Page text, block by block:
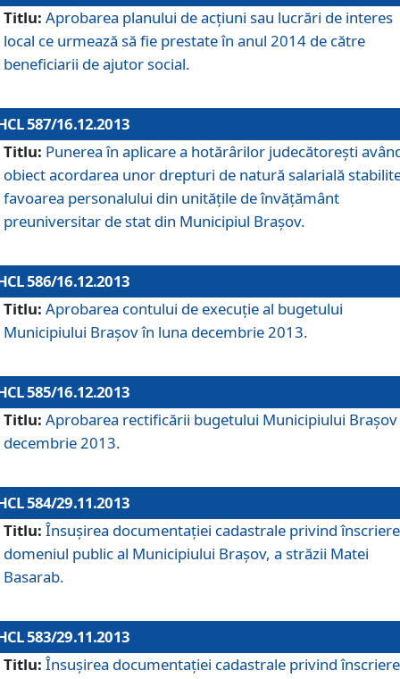
Titlu: Aprobarea planului de acţiuni sau lucrări de interes
local ce urmează să fie prestate în anul 2014 de către
beneficiarii de ajutor social.
587/16.12.2013
Titlu: Punerea în aplicare a hotărârilor judecătoreşti
obiect acordarea unor drepturi de natură salarială
favoarea personalului din unităţile de învăţământ
preuniversitar de stat din Municipiul Braşov.
586/16.12.2013
Titlu: Aprobarea contului de execuţie al bugetului
Municipiului Braşov în luna decembrie 2013.
585/16.12.2013
Titlu: Aprobarea rectificării bugetului Municipiului Braşov
decembrie 2013.
584/29.11.2013
Titlu: Însuşirea documentaţiei cadastrale privind
domeniul public al Municipiului Braşov, a străzii Matei
Basarab.
583/29.11.2013
Titlu: Însuşirea documentaţiei cadastrale privind